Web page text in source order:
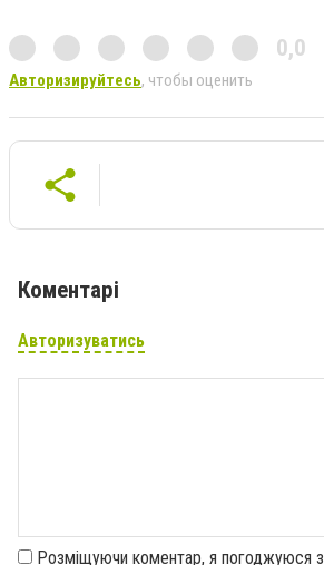
0,0
Авторизируйтесь, чтобы оценить
Коментарі
Авторизуватись
Розміщуючи коментар, я погоджуюся з